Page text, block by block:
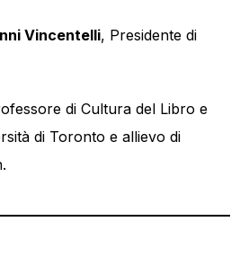
Vincentelli, Presidente di
di Cultura del Libro e
di Toronto e allievo di